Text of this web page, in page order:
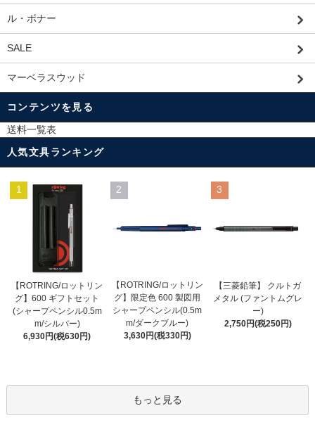
ル・ボナー
SALE
マーベラスウッド
コンテンツを見る
送料一覧表
人気文具ランキング
1
【ROTRING/ロットリン
グ】600 ギフトセット
(シャープペンシル0.5m
m/シルバー)
6,930円(税630円)
2
【ROTRING/ロットリン
グ】限定色 600 製図用
シャープペンシル(0.5m
m/ダークブルー)
3,630円(税330円)
3
【三菱鉛筆】 クルトガ
メタル (ファントムグレ
ー)
2,750円(税250円)
もっと見る